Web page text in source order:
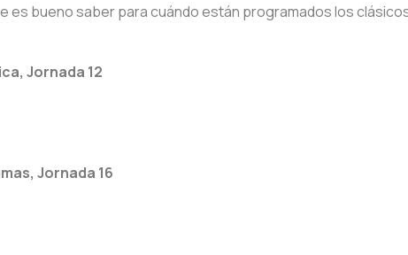
es bueno saber para cuándo están programados los
Jornada 12
Jornada 16